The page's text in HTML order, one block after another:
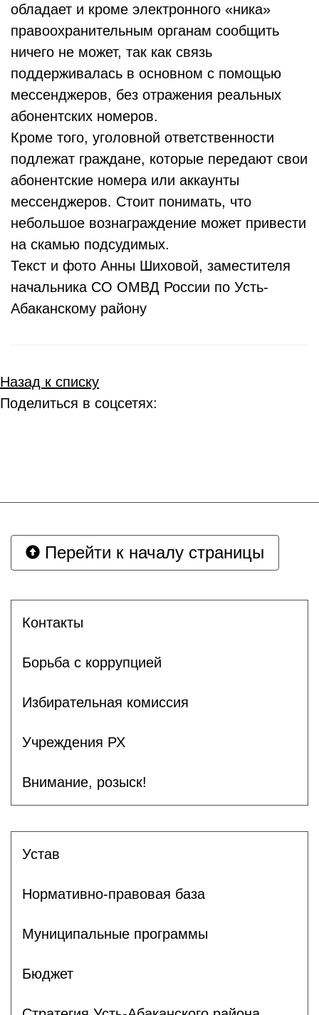
обладает и кроме электронного «ника»
правоохранительным органам сообщить
ничего не может, так как связь
поддерживалась в основном с помощью
мессенджеров, без отражения реальных
абонентских номеров.
Кроме того, уголовной ответственности
подлежат граждане, которые передают свои
абонентские номера или аккаунты
мессенджеров. Стоит понимать, что
небольшое вознаграждение может привести
на скамью подсудимых.
Текст и фото Анны Шиховой, заместителя
начальника СО ОМВД России по Усть-
Абаканскому району
Назад к списку
Поделиться в соцсетях:
Перейти к началу страницы
Контакты
Борьба с коррупцией
Избирательная комиссия
Учреждения РХ
Внимание, розыск!
Устав
Нормативно-правовая база
Муниципальные программы
Бюджет